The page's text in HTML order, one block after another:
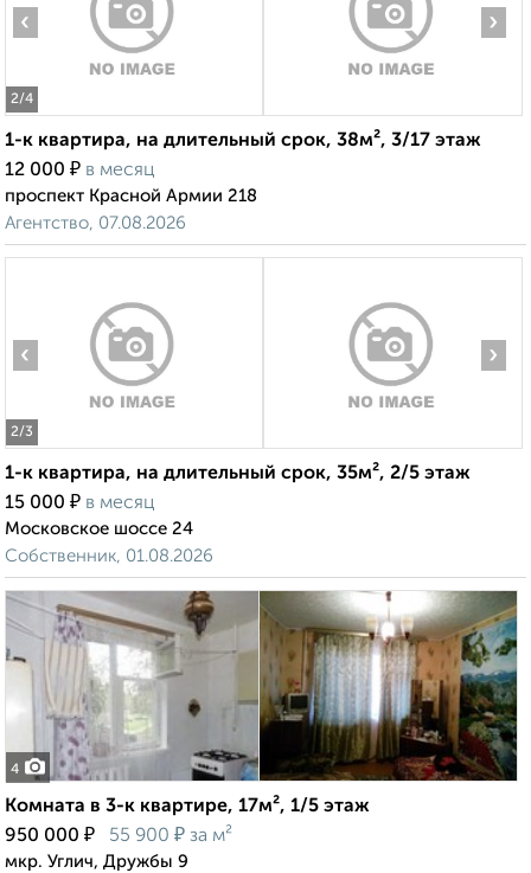
2/4
‹ ›
1-к квартира, на длительный срок, 38м², 3/17 этаж
12 000 ₽ в месяц
проспект Красной Армии 218
Агентство, 07.08.2026
2/3
‹ ›
1-к квартира, на длительный срок, 35м², 2/5 этаж
15 000 ₽ в месяц
Московское шоссе 24
Собственник, 01.08.2026
4
Комната в 3-к квартире, 17м², 1/5 этаж
950 000 ₽ 55 900 ₽ за м²
мкр. Углич, Дружбы 9